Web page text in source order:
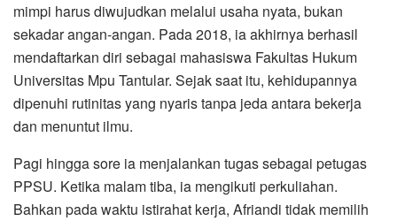
mimpi harus diwujudkan melalui usaha nyata, bukan
sekadar angan-angan. Pada 2018, ia akhirnya berhasil
mendaftarkan diri sebagai mahasiswa Fakultas Hukum
Universitas Mpu Tantular. Sejak saat itu, kehidupannya
dipenuhi rutinitas yang nyaris tanpa jeda antara bekerja
dan menuntut ilmu.
Pagi hingga sore ia menjalankan tugas sebagai petugas
PPSU. Ketika malam tiba, ia mengikuti perkuliahan.
Bahkan pada waktu istirahat kerja, Afriandi tidak memilih